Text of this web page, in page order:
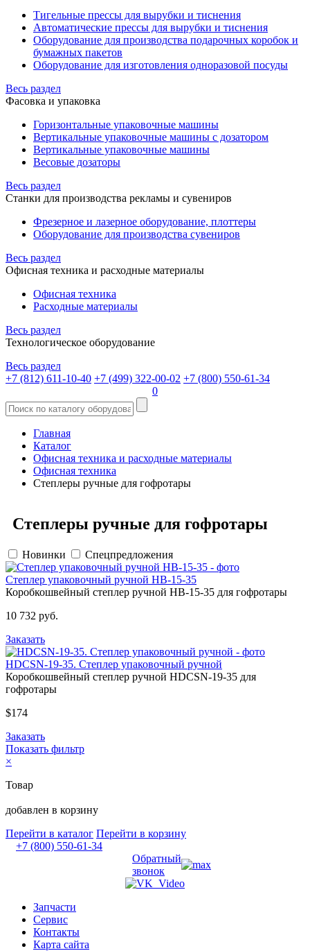
Тигельные прессы для вырубки и тиснения
Автоматические прессы для вырубки и тиснения
Оборудование для производства подарочных коробок и
бумажных пакетов
Оборудование для изготовления одноразовой посуды
Весь раздел
Фасовка и упаковка
Горизонтальные упаковочные машины
Вертикальные упаковочные машины с дозатором
Вертикальные упаковочные машины
Весовые дозаторы
Весь раздел
Станки для производства рекламы и сувениров
Фрезерное и лазерное оборудование, плоттеры
Оборудование для производства сувениров
Весь раздел
Офисная техника и расходные материалы
Офисная техника
Расходные материалы
Весь раздел
Технологическое оборудование
Весь раздел
+7 (812) 611-10-40 +7 (499) 322-00-02 +7 (800) 550-61-34
0
Главная
Каталог
Офисная техника и расходные материалы
Офисная техника
Степлеры ручные для гофротары
Степлеры ручные для гофротары
Новинки Спецпредложения
Степлер упаковочный ручной HB-15-35
Коробкошвейный степлер ручной HB-15-35 для гофротары
10 732 руб.
Заказать
HDCSN-19-35. Степлер упаковочный ручной
Коробкошвейный степлер ручной HDCSN-19-35 для
гофротары
$174
Заказать
Показать фильтр
×
Товар
добавлен в корзину
Перейти в каталог Перейти в корзину
+7 (800) 550-61-34
Обратный
звонок
Запчасти
Сервис
Контакты
Карта сайта